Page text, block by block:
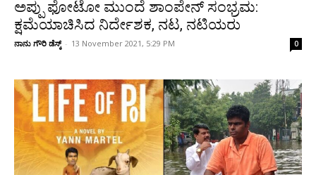
ಅಪ್ಪು ಫೋಟೋ ಮುಂದೆ ಶಾಂಪೇನ್ ಸಂಭ್ರಮ:
ಕ್ಷಮೆಯಾಚಿಸಿದ ನಿರ್ದೇಶಕ, ನಟ, ನಟಿಯರು
ನಾನು ಗೌರಿ ಡೆಸ್ಕ್ - 13 November 2021, 5:29 PM 0